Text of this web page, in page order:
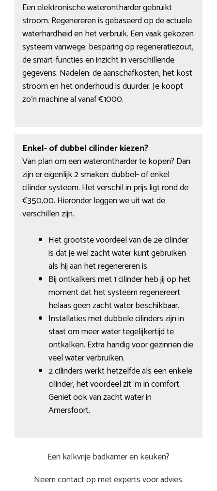
Een elektronische waterontharder gebruikt
stroom. Regenereren is gebaseerd op de actuele
waterhardheid en het verbruik. Een vaak gekozen
systeem vanwege: besparing op regeneratiezout,
de smart-functies en inzicht in verschillende
gegevens. Nadelen: de aanschafkosten, het kost
stroom en het onderhoud is duurder. Je koopt
zo’n machine al vanaf €1000.
Enkel- of dubbel cilinder kiezen?
Van plan om een waterontharder te kopen? Dan
zijn er eigenlijk 2 smaken: dubbel- of enkel
cilinder systeem. Het verschil in prijs ligt rond de
€350,00. Hieronder leggen we uit wat de
verschillen zijn.
Het grootste voordeel van de 2e cilinder
is dat je wel zacht water kunt gebruiken
als hij aan het regenereren is.
Bij ontkalkers met 1 cilinder heb jij op het
moment dat het systeem regenereert
helaas geen zacht water beschikbaar.
Installaties met dubbele cilinders zijn in
staat om meer water tegelijkertijd te
ontkalken. Extra handig voor gezinnen die
veel water verbruiken.
2 cilinders werkt hetzelfde als een enkele
cilinder, het voordeel zit ‘m in comfort.
Geniet ook van zacht water in
Amersfoort.
Een kalkvrije badkamer en keuken?
Neem contact op met experts voor advies.